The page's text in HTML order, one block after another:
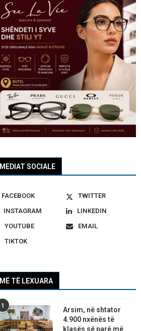
MEDIAT SOCIALE
FACEBOOK
TWITTER
INSTAGRAM
LINKEDIN
YOUTUBE
EMAIL
TIKTOK
MË TË LEXUARA
1
Arsim, në shtator
4.900 nxënës të
klasës së parë më